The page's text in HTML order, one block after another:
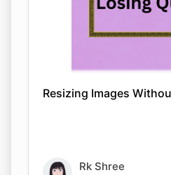
Resizing Images
Rk Shree